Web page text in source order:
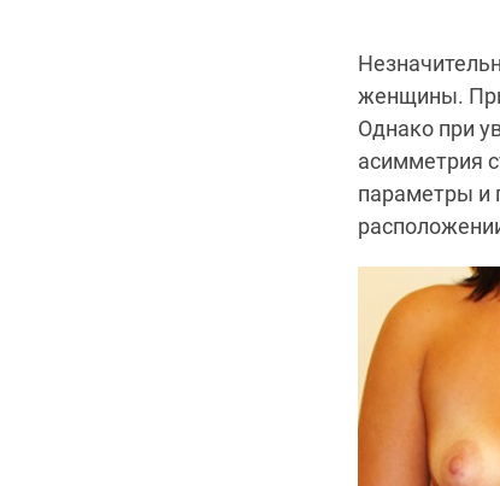
женщины.
Однако при
асимметрия
параметры и